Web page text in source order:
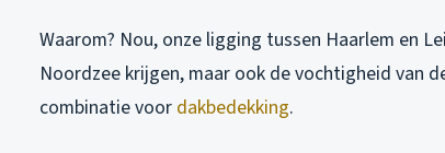
Waarom? Nou, onze ligging tussen Haarlem en
Noordzee krijgen, maar ook de vochtigheid van
combinatie voor dakbedekking.